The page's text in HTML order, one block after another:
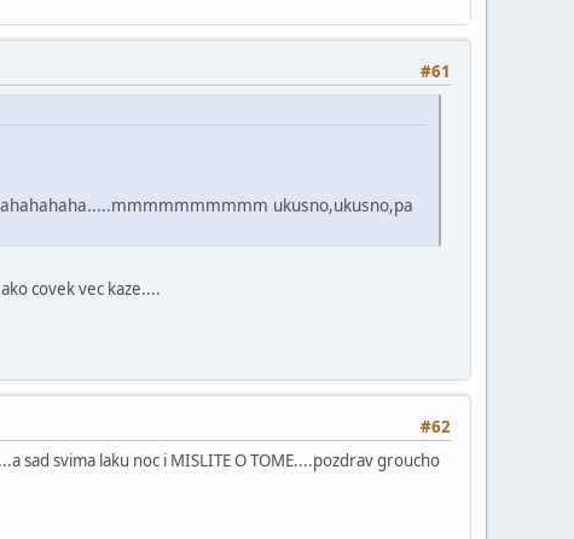
#61
ukusno,ukusno,pa
covek vec kaze....
#62
sad svima laku noc i MISLITE O TOME....pozdrav groucho